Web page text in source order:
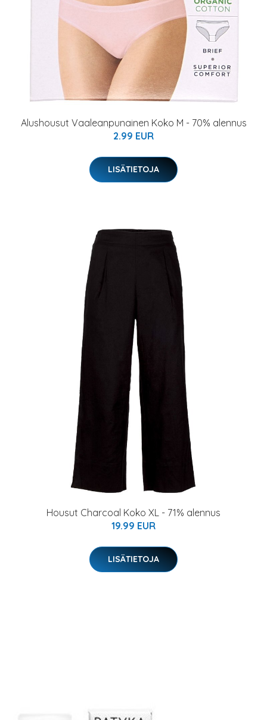
Alushousut Vaaleanpunainen Koko M - 70% alennus
2.99 EUR
LISÄTIETOJA
Housut Charcoal Koko XL - 71% alennus
19.99 EUR
LISÄTIETOJA